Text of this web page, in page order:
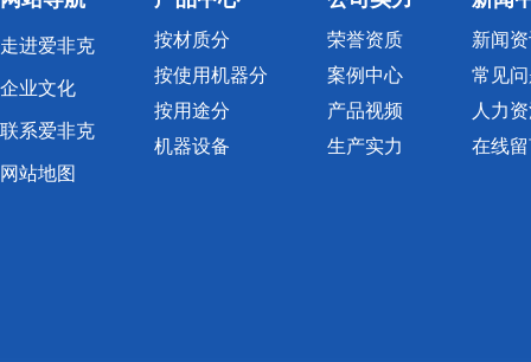
走进爱非克
企业文化
联系爱非克
网站地图
按材质分
按使用机器分
按用途分
机器设备
荣誉资质
案例中心
产品视频
生产实力
新闻
常见
人力
在线